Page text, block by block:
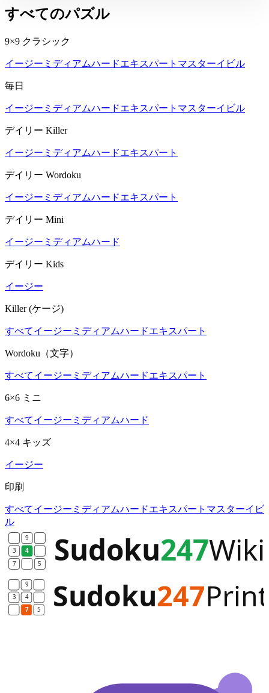
すべてのパズル
9×9 クラシック
イージー ミディアムハードエキスパート マスターイビル
毎日
イージー ミディアムハードエキスパート マスターイビル
デイリー Killer
イージー ミディアムハードエキスパート
デイリー Wordoku
イージー ミディアムハードエキスパート
デイリー Mini
イージー ミディアムハード
デイリー Kids
イージー
Killer (ケージ)
すべてイージー ミディアムハードエキスパート
Wordoku（文字）
すべてイージー ミディアムハードエキスパート
6×6 ミニ
すべてイージー ミディアムハード
4×4 キッズ
イージー
印刷
すべてイージー ミディアムハードエキスパート マスターイビ
ル